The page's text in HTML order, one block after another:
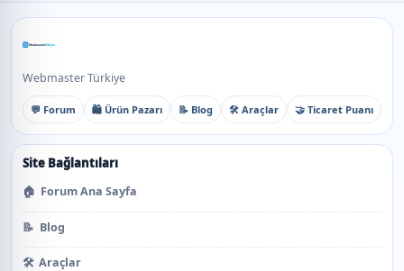
Webmaster Türkiye
💬 Forum 🛍️ Ürün Pazarı 📝 Blog 🛠️ Araçlar 🤝 Ticaret Puanı
Site Bağlantıları
🏠 Forum Ana Sayfa
📝 Blog
🛠️ Araçlar